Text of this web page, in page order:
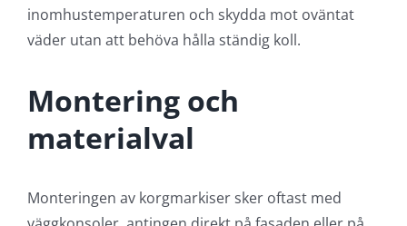
inomhustemperaturen och skydda mot oväntat
väder utan att behöva hålla ständig koll.
Montering och
materialval
Monteringen av korgmarkiser sker oftast med